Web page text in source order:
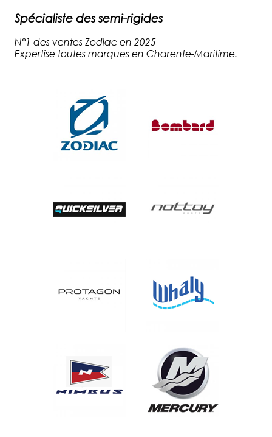
Spécialiste des semi-rigides
N°1 des ventes Zodiac en 2025
Expertise toutes marques en Charente-Maritime.